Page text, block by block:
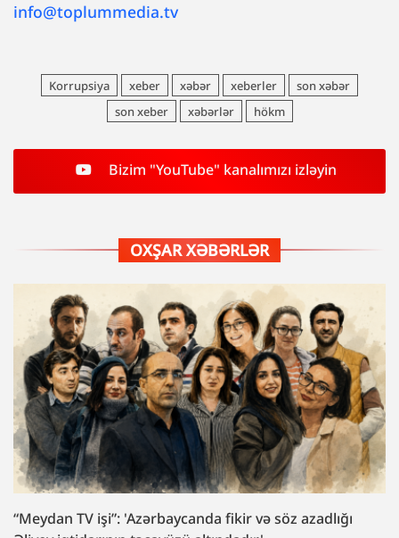
info@toplummedia.tv
Korrupsiya xeber xəbər xeberler
son xəbər
son xeber
xəbərlər hökm
Bizim "YouTube" kanalımızı izləyin
OXŞAR XƏBƏRLƏR
“Meydan TV işi”: 'Azərbaycanda fikir və söz azadlığı